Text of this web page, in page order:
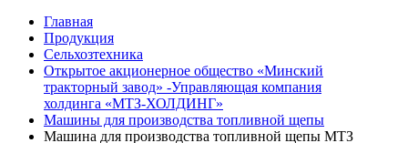
Главная
Продукция
Сельхозтехника
Открытое акционерное общество «Минский
тракторный завод» -Управляющая компания
холдинга «МТЗ-ХОЛДИНГ»
Машины для производства топливной щепы
Машина для производства топливной щепы МТЗ